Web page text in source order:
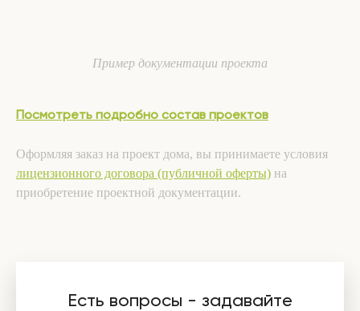
Пример документации проекта
Посмотреть подробно состав проектов
Оформляя заказ на проект дома, вы принимаете условия
лицензионного договора (публичной оферты) на
приобретение проектной документации.
Есть вопросы - задавайте